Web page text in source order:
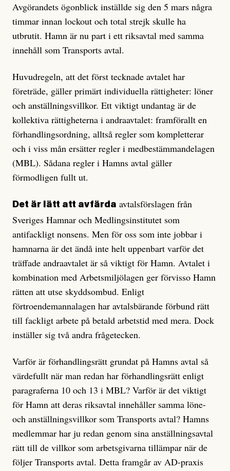
Avgörandets ögonblick inställde sig den 5 mars några
timmar innan lockout och total strejk skulle ha
utbrutit. Hamn är nu part i ett riksavtal med samma
innehåll som Transports avtal.
Huvudregeln, att det först tecknade avtalet har
företräde, gäller primärt individuella rättigheter: löner
och anställningsvillkor. Ett viktigt undantag är de
kollektiva rättigheterna i andraavtalet: framförallt en
förhandlingsordning, alltså regler som kompletterar
och i viss mån ersätter regler i medbestämmandelagen
(MBL). Sådana regler i Hamns avtal gäller
förmodligen fullt ut.
Det är lätt att avfärda avtalsförslagen från
Sveriges Hamnar och Medlingsinstitutet som
antifackligt nonsens. Men för oss som inte jobbar i
hamnarna är det ändå inte helt uppenbart varför det
träffade andraavtalet är så viktigt för Hamn. Avtalet i
kombination med Arbetsmiljölagen ger förvisso Hamn
rätten att utse skyddsombud. Enligt
förtroendemannalagen har avtalsbärande förbund rätt
till fackligt arbete på betald arbetstid med mera. Dock
inställer sig två andra frågetecken.
Varför är förhandlingsrätt grundat på Hamns avtal så
värdefullt när man redan har förhandlingsrätt enligt
paragraferna 10 och 13 i MBL? Varför är det viktigt
för Hamn att deras riksavtal innehåller samma löne-
och anställningsvillkor som Transports avtal? Hamns
medlemmar har ju redan genom sina anställningsavtal
rätt till de villkor som arbetsgivarna tillämpar när de
följer Transports avtal. Detta framgår av AD-praxis